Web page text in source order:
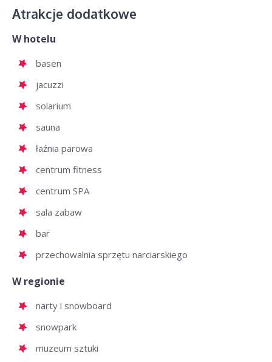
Atrakcje dodatkowe
W hotelu
basen
jacuzzi
solarium
sauna
łaźnia parowa
centrum fitness
centrum SPA
sala zabaw
bar
przechowalnia sprzętu narciarskiego
W regionie
narty i snowboard
snowpark
muzeum sztuki